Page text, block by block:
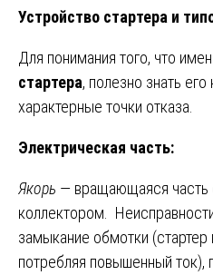
Устройство стартера и
Для понимания того, что
стартера, полезно знать
характерные точки отказа.
Электрическая часть:
Якорь — вращающаяся часть
коллектором.
замыкание обмотки
потребляя повышенный ток),